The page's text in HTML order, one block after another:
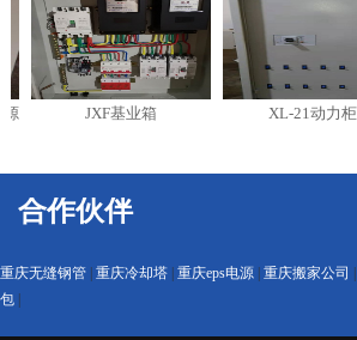
JXF基业箱 XL-21动力柜
合作伙伴
重庆无缝钢管 重庆冷却塔 重庆eps电源 重庆搬家公司
包